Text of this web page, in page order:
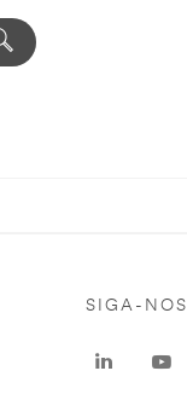
SIGA-NOS